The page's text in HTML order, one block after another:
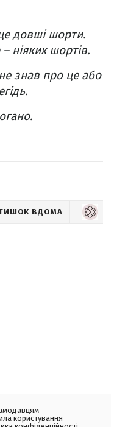
довші шорти.
ніяких шортів.
знав про це або
ВДОМА
користування